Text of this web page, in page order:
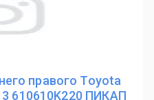
правого Toyota
610610K220 ПИКАП